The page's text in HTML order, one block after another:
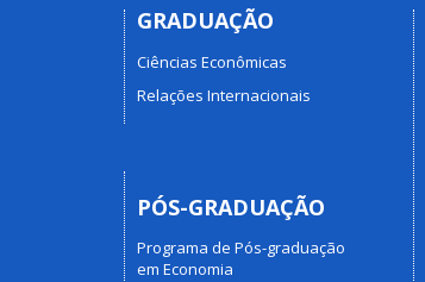
GRADUAÇÃO
Ciências Econômicas
Relações Internacionais
PÓS-GRADUAÇÃO
Programa de Pós-graduação
em Economia